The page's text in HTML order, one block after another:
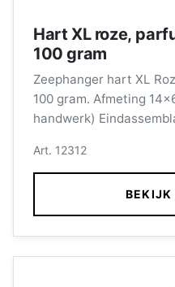
Hart XL roze,
100 gram
Zeephanger hart XL
100 gram. Afmeting
handwerk) Eindassemblage zeephangers wordt
de arbeidsmarkt.
Art. 12312
BEKIJK